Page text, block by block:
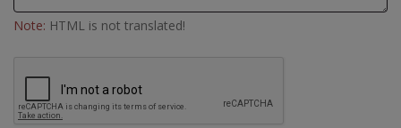
Note: HTML is not translated!